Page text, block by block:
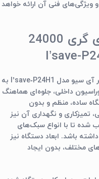
ویژگی‌های فنی آن ارائه خواهد
طراحی و ساخت کولر گازی گری 24000
24000 اینورتر آی سیو مدل I’save‑P24H1 به
داخلی، جلوه‌ای هماهنگ
ساده، منظم و بدون
تمیزکاری و نگهداری آن نیز
شده تا با انواع سبک‌های
باشد. ابعاد دستگاه نیز
مختلف، بدون ایجاد